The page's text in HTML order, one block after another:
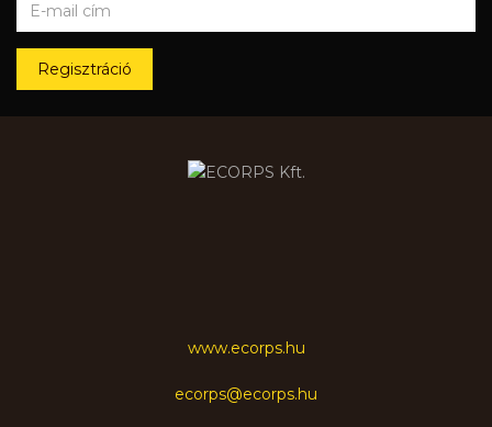
Regisztráció
www.ecorps.hu
ecorps@ecorps.hu